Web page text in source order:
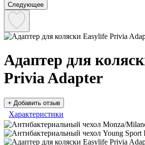
Следующее
Адаптер для
Privia Adapter
+ Добавить отзыв
Характеристики